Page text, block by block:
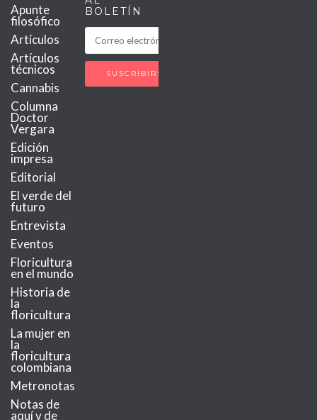
Apunte
filosófico
Artículos
Artículos
técnicos
Cannabis
Columna
Doctor
Vergara
Edición
impresa
Editorial
El verde del
futuro
Entrevista
Eventos
Floricultura
en el mundo
Historia de
la
floricultura
La mujer en
la
floricultura
colombiana
Metronotas
Notas de
aquí y de
BOLETÍN